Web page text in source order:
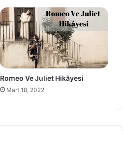
Romeo Ve Juliet Hikâyesi
Mart 18, 2022